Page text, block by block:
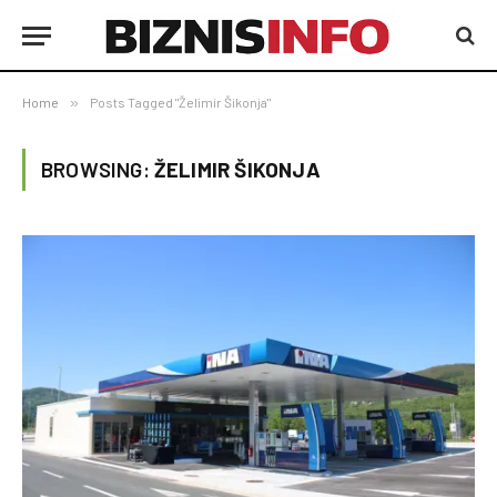
Home » Posts Tagged "Želimir Šikonja"
BROWSING: ŽELIMIR ŠIKONJA